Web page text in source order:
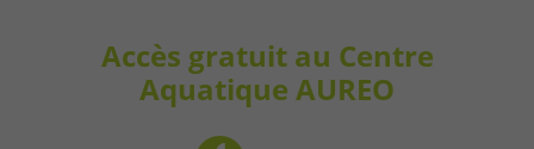
Accès gratuit au Centre
Aquatique AUREO